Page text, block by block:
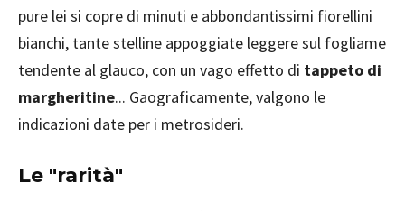
pure lei si copre di minuti e abbondantissimi fiorellini
bianchi, tante stelline appoggiate leggere sul fogliame
tendente al glauco, con un vago effetto di tappeto di
margheritine... Gaograficamente, valgono le
indicazioni date per i metrosideri.
Le "rarità"